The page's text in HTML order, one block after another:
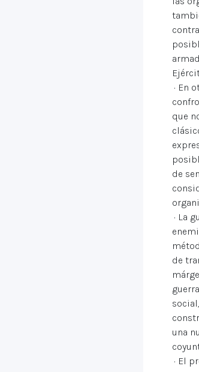
· En
que
de
· La
de
una
· El